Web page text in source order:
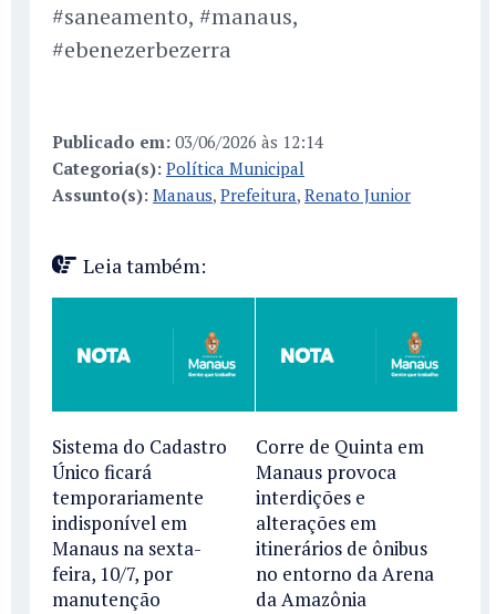
#saneamento, #manaus,
#ebenezerbezerra
Publicado em: 03/06/2026 às 12:14
Categoria(s): Política Municipal
Assunto(s): Manaus, Prefeitura, Renato Junior
Leia também:
Sistema do Cadastro
Único ficará
temporariamente
indisponível em
Manaus na sexta-
feira, 10/7, por
manutenção
Corre de Quinta em
Manaus provoca
interdições e
alterações em
itinerários de ônibus
no entorno da Arena
da Amazônia